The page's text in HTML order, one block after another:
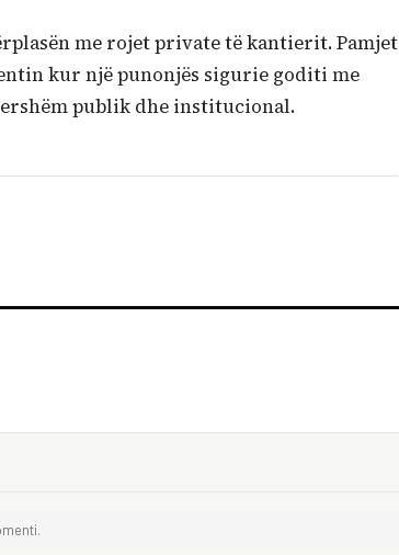
me rojet private të kantierit. Pamjet
kur një punonjës sigurie goditi me
publik dhe institucional.